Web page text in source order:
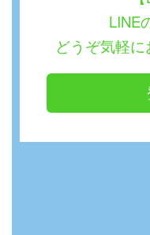
LINE
どうぞ気軽